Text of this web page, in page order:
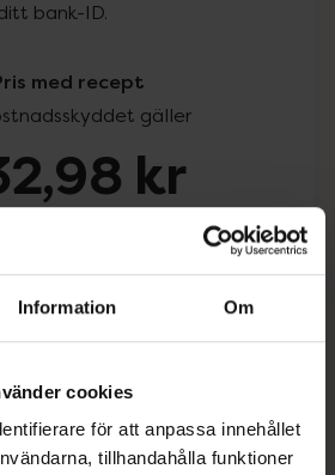
Information Om
cookies
för att anpassa innehållet
tillhandahålla funktioner
bank-ID.
med recept
gäller
kr
via ditt recept
Dölj